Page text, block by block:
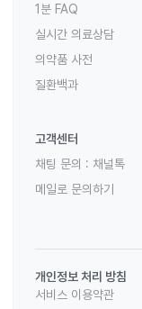
1분 FAQ
실시간 의료상담
의약품 사전
질환백과
고객센터
채팅 문의 : 채널톡
메일로 문의하기
개인정보 처리 방침
서비스 이용약관